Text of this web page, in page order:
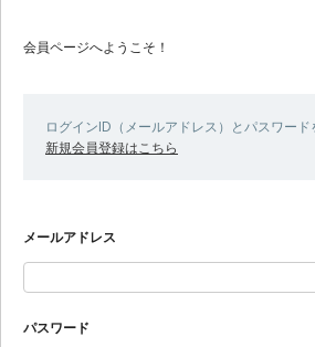
会員ページへようこそ！
ログインID（メールアドレス）とパスワード
新規会員登録はこちら
メールアドレス
パスワード